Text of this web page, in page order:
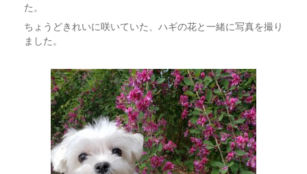
た。
ちょうどきれいに咲いていた、ハギの花と一緒に写真を撮り
ました。